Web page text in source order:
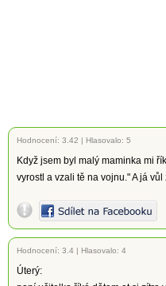
Hodnocení: 3.42 | Hlasovalo: 5
Když jsem byl malý maminka mi
vyrostl a vzali tě na vojnu." A já vůl
Hodnocení: 3.4 | Hlasovalo: 4
Úterý: